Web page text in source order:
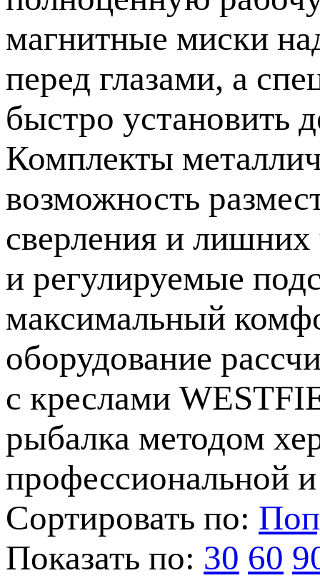
магнитные миски
перед глазами, а
быстро установить
Комплекты
возможность
сверления и лишних
и регулируемые
максимальный
оборудование
с креслами
рыбалка методом
профессиональной
Сортировать по:
Показать по: 30 60